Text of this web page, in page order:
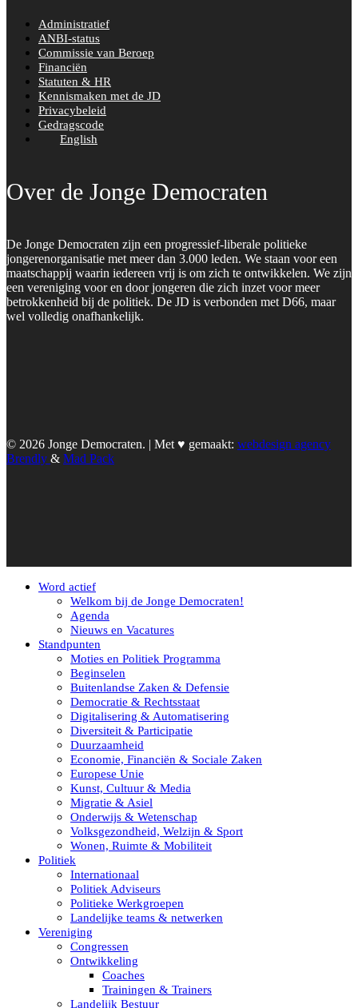
Administratief
ANBI-status
Commissie van Beroep
Financiën
Statuten & HR
Kennismaken met de JD
Privacybeleid
Gedragscode
English
Over de Jonge Democraten
De Jonge Democraten zijn een progressief-liberale politieke
jongerenorganisatie met meer dan 3.000 leden. We staan voor een
maatschappij waarin iedereen vrij is om zich te ontwikkelen. We zijn
een vereniging voor en door jongeren die zich inzet voor meer
betrokkenheid bij de politiek. De JD is verbonden met D66, maar
wel volledig onafhankelijk.
© 2026 Jonge Democraten. | Met ♥︎ gemaakt: webdesign agency
Brendly & Mad Pack
Word actief
Welkom bij de Jonge Democraten!
Agenda
Nieuws en Vacatures
Standpunten
Moties en Politiek Programma
Beginselen
Buitenlandse Zaken & Defensie
Democratie & Rechtsstaat
Digitalisering & Automatisering
Diversiteit & Participatie
Duurzaamheid
Economie, Financiën & Sociale Zaken
Europese Unie
Kunst, Cultuur & Media
Migratie & Asiel
Onderwijs & Wetenschap
Volksgezondheid, Welzijn & Sport
Wonen, Ruimte & Mobiliteit
Politiek
Internationaal
Politiek Adviseurs
Politieke Werkgroepen
Landelijke teams & netwerken
Vereniging
Congressen
Ontwikkeling
Coaches
Trainingen & Trainers
Landelijk Bestuur